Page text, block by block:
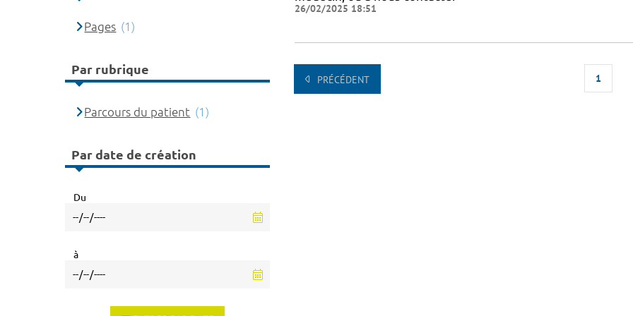
26/02/2025 18:51
PRÉCÉDENT 1
Pages (1)
Par rubrique
Parcours du patient (1)
Par date de création
Du
à